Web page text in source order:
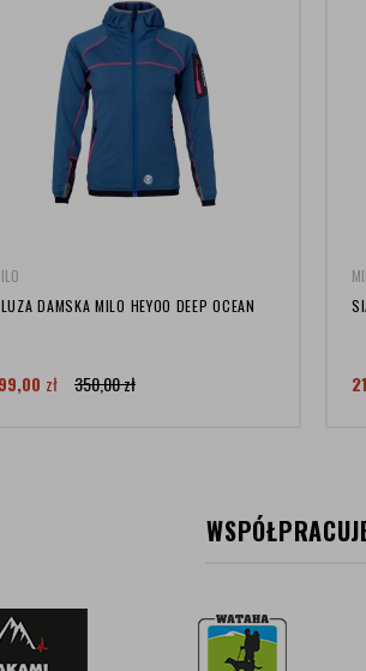
DAMSKA MILO HEYOO DEEP OCEAN
zł 350,00zł